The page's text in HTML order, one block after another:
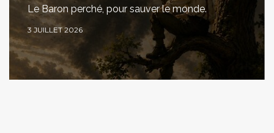
Le Baron perché, pour sauver le monde.
3 JUILLET 2026